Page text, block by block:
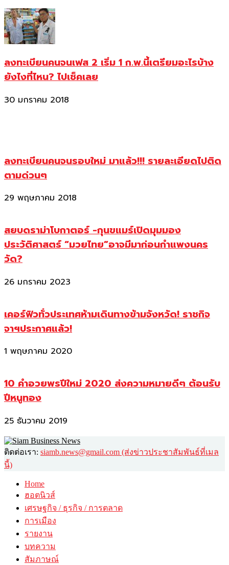
ลงทะเบียนคนจนเฟส 2 เริ่ม 1 ก.พ.นี้เตรียมอะไรบ้าง
ยังไงที่ไหน? ไปเช็คเลย
30 มกราคม 2018
ลงทะเบียนคนจนรอบใหม่ มาแล้ว!!! รายละเอียดไปติด
ตามด่วนๆ
29 พฤษภาคม 2018
สยบดราม่าโบกาตอร์ -กุนขแมร์เปิดมุมมอง
ประวัติศาสตร์ “มวยไทย”อาจมีมาก่อนกำแพงนคร
วัด?
26 มกราคม 2023
เคอร์ฟิวทั่วประเทศห้ามเดินทางข้ามจังหวัด! ราชกิจ
จาฯประกาศแล้ว!
1 พฤษภาคม 2020
10 คำอวยพรปีใหม่ 2020 ส่งความหมายดีๆ ต้อนรับ
ปีหนูทอง
25 ธันวาคม 2019
ติดต่อเรา: siamb.news@gmail.com (ส่งข่าวประชาสัมพันธ์ที่เมล
นี้)
Home
ฮอตนิวส์
เศรษฐกิจ / ธุรกิจ / การตลาด
การเมือง
รายงาน
บทความ
สัมภาษณ์